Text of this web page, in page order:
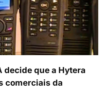
decide que a Hytera
comerciais da